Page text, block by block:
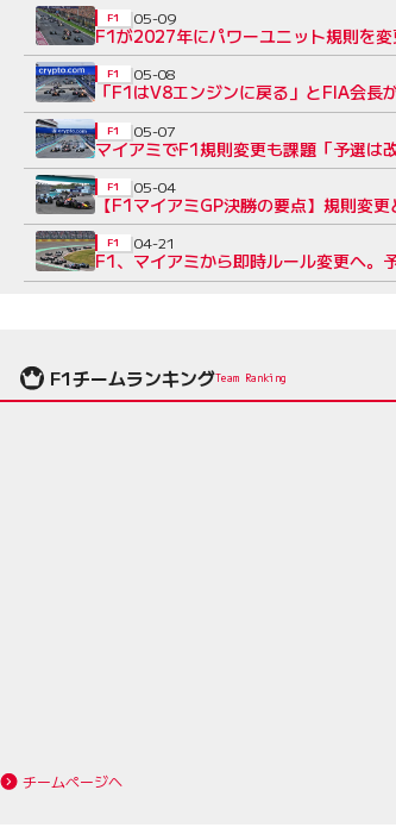
F1が2027年にパワーユニット規則を
F1 05-09
「F1はV8エンジンに戻る」とFIA会長
F1 05-08
マイアミでF1規則変更も課題「予選は
F1 05-07
【F1マイアミGP決勝の要点】規則変
F1 05-04
F1、マイアミから即時ルール変更へ。
F1 04-21
F1チームランキングTeam Ranking
チームページへ